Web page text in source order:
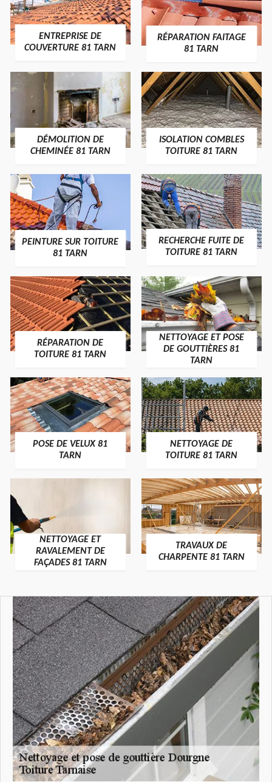
ENTREPRISE DE
COUVERTURE 81 TARN
RÉPARATION FAITAGE
81 TARN
DÉMOLITION DE
CHEMINÉE 81 TARN
ISOLATION COMBLES
TOITURE 81 TARN
PEINTURE SUR TOITURE
81 TARN
RECHERCHE FUITE DE
TOITURE 81 TARN
RÉPARATION DE
TOITURE 81 TARN
NETTOYAGE ET POSE
DE GOUTTIÈRES 81
TARN
POSE DE VELUX 81
TARN
NETTOYAGE DE
TOITURE 81 TARN
NETTOYAGE ET
RAVALEMENT DE
FAÇADES 81 TARN
TRAVAUX DE
CHARPENTE 81 TARN